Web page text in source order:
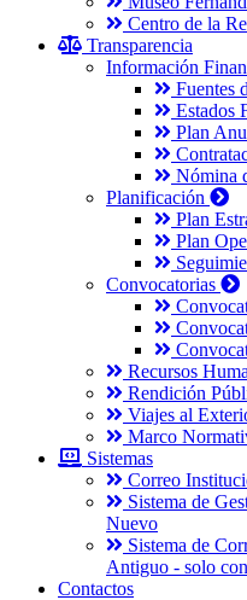
Centro de la
Transparencia
Información
Fuentes
Estados
Plan
Nómina
Planificación
Plan
Plan
Convocatorias
Recursos
Rendición
Viajes al
Marco
Sistemas
Correo
Sistema de
Nuevo
Sistema de
Antiguo - solo
Contactos